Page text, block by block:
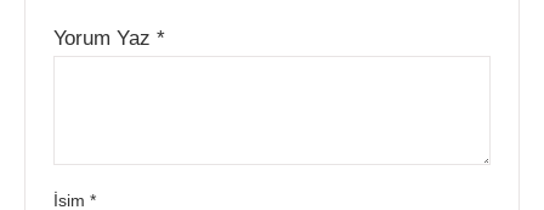
Yorum Yaz*
İsim*